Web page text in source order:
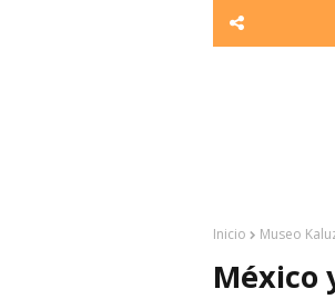
Inicio Museo
México